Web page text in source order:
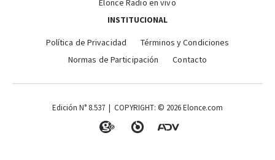
Elonce Radio en vivo
INSTITUCIONAL
Política de Privacidad
Términos y Condiciones
Normas de Participación
Contacto
Edición N° 8.537 | COPYRIGHT: © 2026 Elonce.com